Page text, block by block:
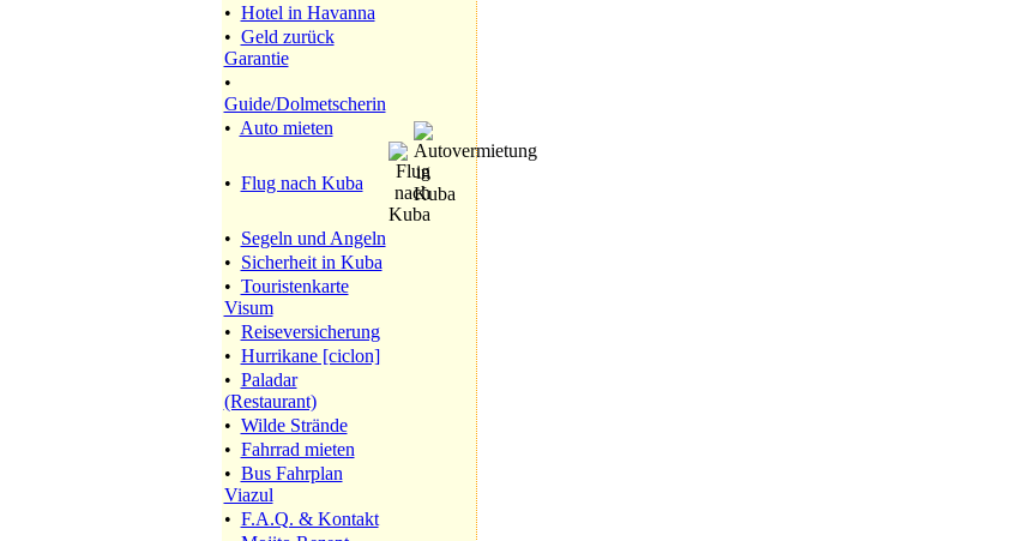
• Hotel in Havanna
• Geld zurück
Garantie
•
Guide/Dolmetscherin
• Auto mieten
• Flug nach Kuba
• Segeln und Angeln
• Sicherheit in Kuba
• Touristenkarte
Visum
• Reiseversicherung
• Hurrikane [ciclon]
• Paladar
(Restaurant)
• Wilde Strände
• Fahrrad mieten
• Bus Fahrplan
Viazul
• F.A.Q. & Kontakt